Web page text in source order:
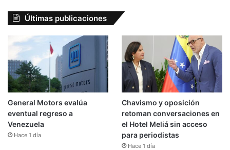
Últimas publicaciones
General Motors evalúa
eventual regreso a
Venezuela
Hace 1 día
Chavismo y oposición
retoman conversaciones en
el Hotel Meliá sin acceso
para periodistas
Hace 1 día